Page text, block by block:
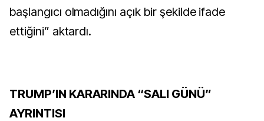
başlangıcı olmadığını açık bir şekilde ifade
ettiğini” aktardı.
TRUMP’IN KARARINDA “SALI GÜNÜ”
AYRINTISI